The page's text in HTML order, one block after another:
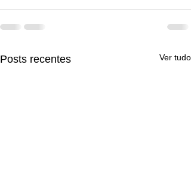
Posts recentes Ver tudo